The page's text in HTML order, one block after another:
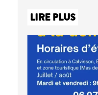
LIRE PLUS